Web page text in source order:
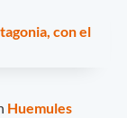
con el
Huemules